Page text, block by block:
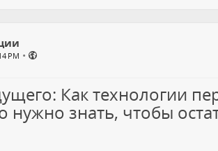
PM •
Как технологии
нужно знать, чтобы